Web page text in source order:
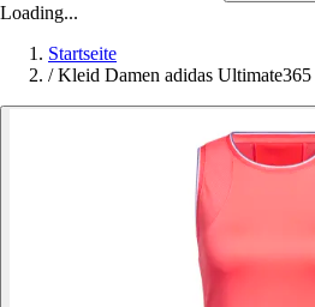
Loading...
Startseite
/ Kleid Damen adidas